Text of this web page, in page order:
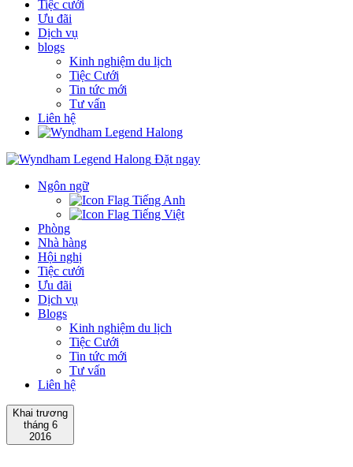
Tiệc cưới
Ưu đãi
Dịch vụ
blogs
Kinh nghiệm du lịch
Tiệc Cưới
Tin tức mới
Tư vấn
Liên hệ
Đặt ngay
Ngôn ngữ
Tiếng Anh
Tiếng Việt
Phòng
Nhà hàng
Hội nghị
Tiệc cưới
Ưu đãi
Dịch vụ
Blogs
Kinh nghiệm du lịch
Tiệc Cưới
Tin tức mới
Tư vấn
Liên hệ
Khai trương
tháng 6
2016